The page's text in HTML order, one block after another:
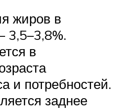
жиров в
3,5–3,8%.
в
и потребностей.
заднее